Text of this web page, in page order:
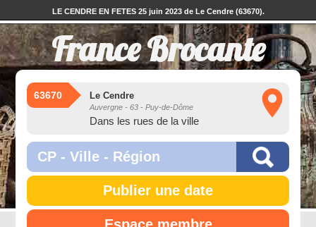
LE CENDRE EN FETES 25 juin 2023 de Le Cendre (63670).
France Brocante
63670 Le Cendre
Auvergne - 63 - Puy-de-Dôme
Dans les rues de la ville
Publier une date